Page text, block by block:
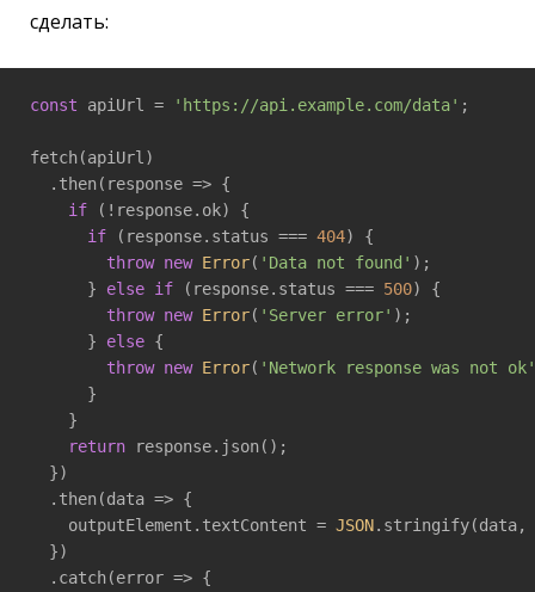
сделать:
const apiUrl = 'https://api.example.com/data' ;
fetch(apiUrl)
  .then(
response => {
if (!response.ok) {
if (response.status === 404) {
throw new Error( 'Data not found' );
      }
else if (response.status === 500) {
throw new Error( 'Server error' );
      }
else {
throw new Error( 'Network response was not ok'
      }
    }
return response.json();
  })
  .then(
data => {
    outputElement.textContent =
JSON.stringify(data,
  })
  .catch(
error => {